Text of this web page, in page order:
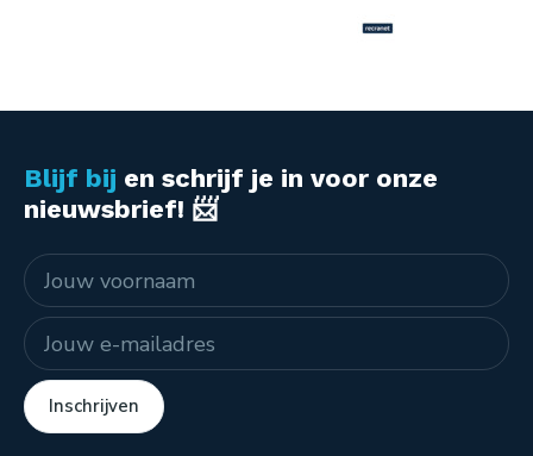
Blijf bij en schrijf je in voor onze
nieuwsbrief! 📨
Naam
E-mailadres
Inschrijven